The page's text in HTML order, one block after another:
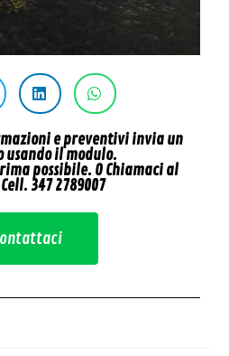
e preventivi invia un
usando il modulo.
possibile. O Chiamaci al
347 2789007